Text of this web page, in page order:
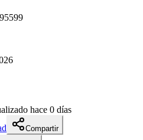
hace 0 días
Compartir